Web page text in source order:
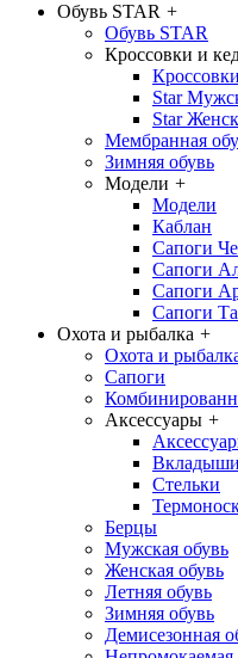
Обувь STAR +
Обувь STAR
Кроссовки и
Star
Star
Мембранная
Зимняя обувь
Модели +
Модели
Каблан
Сапоги
Сапоги
Сапоги
Сапоги
Охота и рыбалка +
Охота и
Сапоги
Аксессуары +
Вкладыши
Стельки
Берцы
Мужская обувь
Женская обувь
Летняя обувь
Зимняя обувь
Демисезонная